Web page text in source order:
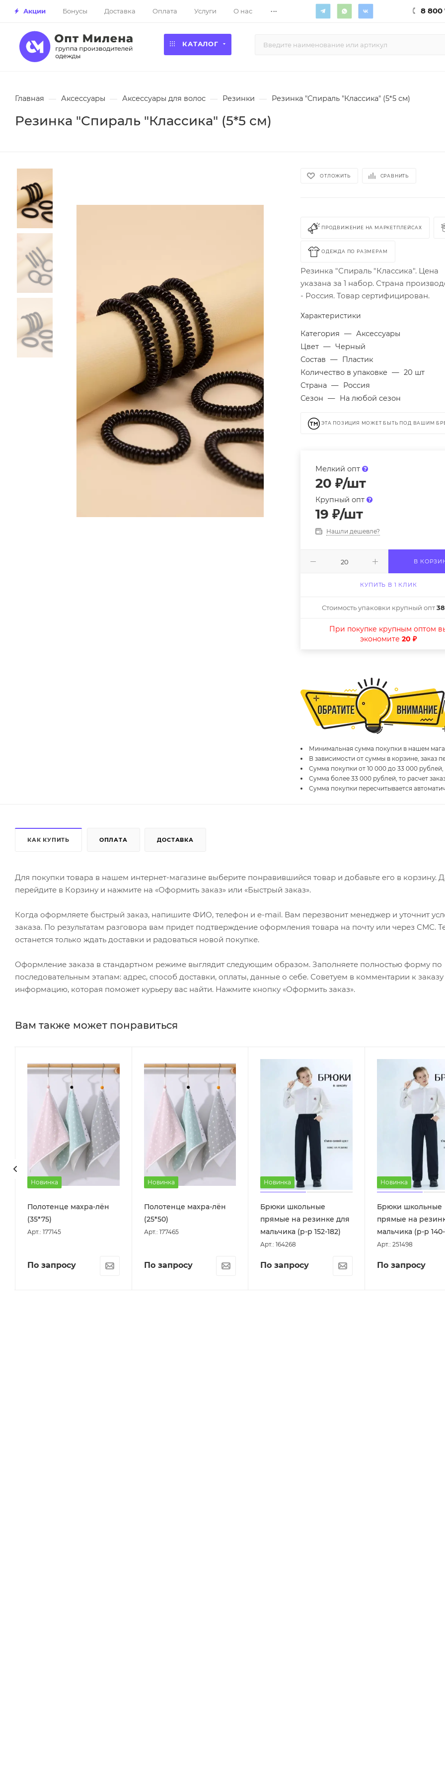
Акции Бонусы Доставка Оплата Услуги О нас ... 8 800
КАТАЛОГ
Главная — Аксессуары — Аксессуары для волос — Резинки — Резинка "Спираль "Классика" (5*5 см)
Резинка "Спираль "Классика" (5*5 см)
ОТЛОЖИТЬ СРАВНИТЬ
ПРОДВИЖЕНИЕ НА МАРКЕТПЛЕЙСАХ
ОДЕЖДА ПО РАЗМЕРАМ
Резинка "Спираль "Классика". Цена
указана за 1 набор. Страна
- Россия. Товар сертифицирован.
Характеристики
Категория — Аксессуары
Цвет — Черный
Состав — Пластик
Количество в упаковке — 20 шт
Страна — Россия
Сезон — На любой сезон
ЭТА ПОЗИЦИЯ МОЖЕТ БЫТЬ ПОД ВАШИМ
Мелкий опт
20 ₽/шт
Крупный опт
19 ₽/шт
Нашли дешевле?
В
КУПИТЬ В 1 КЛИК
Стоимость упаковки крупный опт
При покупке крупным оптом
экономите20 ₽
Минимальная сумма покупки в нашем
В зависимости от суммы в корзине, заказ
Сумма покупки от 10 000 до 33 000 рублей,
Сумма более 33 000 рублей, то расчет
Сумма покупки пересчитывается
КАК КУПИТЬ ОПЛАТА ДОСТАВКА
Для покупки товара в нашем интернет-магазине выберите понравившийся товар и добавьте его в корзину.
перейдите в Корзину и нажмите на «Оформить заказ» или «Быстрый заказ».
Когда оформляете быстрый заказ, напишите ФИО, телефон и e-mail. Вам перезвонит менеджер и уточнит
заказа. По результатам разговора вам придет подтверждение оформления товара на почту или через СМС.
останется только ждать доставки и радоваться новой покупке.
Оформление заказа в стандартном режиме выглядит следующим образом. Заполняете полностью форму по
последовательным этапам: адрес, способ доставки, оплаты, данные о себе. Советуем в комментарии к заказу
информацию, которая поможет курьеру вас найти. Нажмите кнопку «Оформить заказ».
Вам также может понравиться
Новинка
Полотенце махра-лён
(35*75)
Арт.: 177145
По запросу
Новинка
Полотенце махра-лён
(25*50)
Арт.: 177465
По запросу
Новинка
Брюки школьные
прямые на резинке для
мальчика (р-р 152-182)
Арт.: 164268
По запросу
Новинка
Брюки школьные
прямые на
мальчика (р-р 140-
Арт.: 251498
По запросу